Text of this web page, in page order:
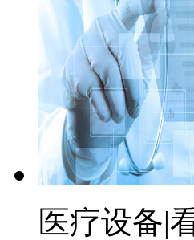
医疗设备|